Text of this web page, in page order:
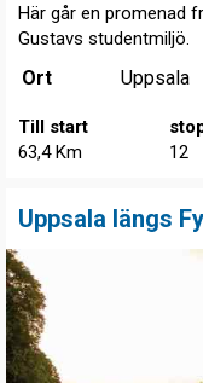
Här går en promenad
Gustavs studentmiljö.
Ort Uppsala
Till start
63,4 Km
12
Uppsala längs